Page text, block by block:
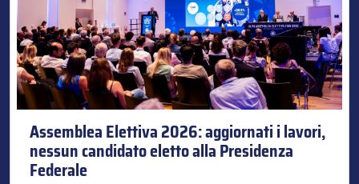
Assemblea Elettiva 2026: aggiornati i lavori,
nessun candidato eletto alla Presidenza
Federale